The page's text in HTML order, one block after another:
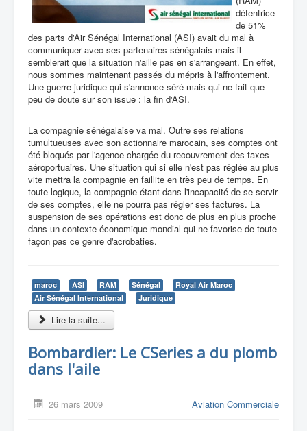
détentrice
de 51%
des parts d'Air Sénégal International (ASI) avait du mal à
communiquer avec ses partenaires sénégalais mais il
semblerait que la situation n'aille pas en s'arrangeant. En effet,
nous sommes maintenant passés du mépris à l'affrontement.
Une guerre juridique qui s'annonce séré mais qui ne fait que
peu de doute sur son issue : la fin d'ASI.
La compagnie sénégalaise va mal. Outre ses relations
tumultueuses avec son actionnaire marocain, ses comptes ont
été bloqués par l'agence chargée du recouvrement des taxes
aéroportuaires. Une situation qui si elle n'est pas réglée au plus
vite mettra la compagnie en faillite en très peu de temps. En
toute logique, la compagnie étant dans l'incapacité de se servir
de ses comptes, elle ne pourra pas régler ses factures. La
suspension de ses opérations est donc de plus en plus proche
dans un contexte économique mondial qui ne favorise de toute
façon pas ce genre d'acrobaties.
maroc ASI RAM Sénégal
Royal Air Maroc
Air Sénégal International
Juridique
Lire la suite...
Bombardier: Le CSeries a du plomb
dans l'aile
26 mars 2009 Aviation Commerciale